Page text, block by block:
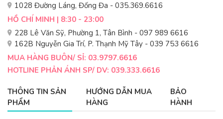
1028 Đường Láng, Đống Đa - 035.369.6616
HỒ CHÍ MINH | 8:30 - 23:00
228 Lê Văn Sỹ, Phường 1, Tân Bình - 097 989 6616
162B Nguyễn Gia Trí, P. Thạnh Mỹ Tây - 039 753 6616
MUA HÀNG BUÔN/ SỈ: 03.9797.6616
HOTLINE PHẢN ÁNH SP/ DV: 039.333.6616
THÔNG TIN SẢN
PHẨM
HƯỚNG DẪN MUA
HÀNG
BẢO
HÀNH